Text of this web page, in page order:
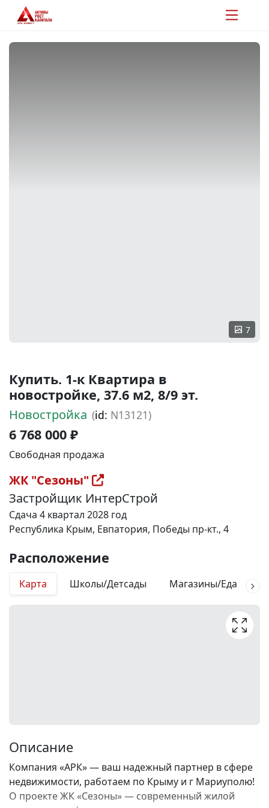
7
Купить. 1-к Квартира в
новостройке, 37.6 м2, 8/9 эт.
Новостройка (id: N13121)
6 768 000 ₽
Свободная продажа
ЖК "Сезоны"
Застройщик ИнтерСтрой
Сдача 4 квартал 2028 год
Республика Крым, Евпатория, Победы пр-кт., 4
Расположение
Карта Школы/Детсады Магазины/Еда
Описание
Компания «АРК» — ваш надежный партнер в сфере
недвижимости, работаем по Крыму и г Мариуполю!
О проекте ЖК «Сезоны» — современный жилой